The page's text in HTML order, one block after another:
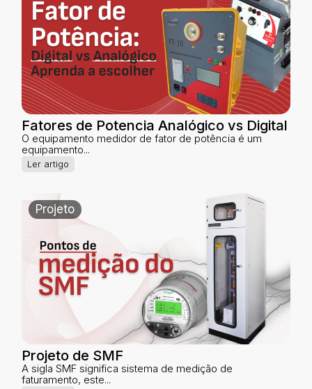
Fatores de Potencia Analógico vs Digital
O equipamento medidor de fator de potência é um
equipamento...
Ler artigo
Projeto
Projeto de SMF
A sigla SMF significa sistema de medição de
faturamento, este...